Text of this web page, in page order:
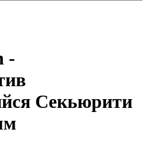
-
Секьюрити